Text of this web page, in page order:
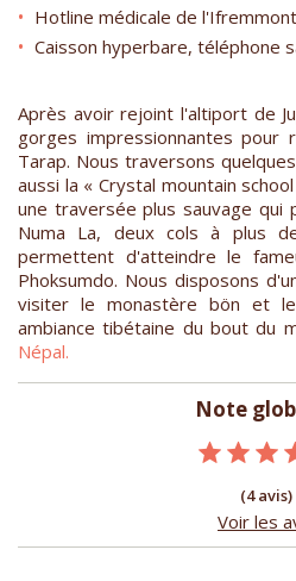
Hotline médicale de l'Ifremmont
Caisson hyperbare, téléphone
Après avoir rejoint l'altiport de
gorges impressionnantes pour
Tarap. Nous traversons
aussi la « Crystal mountain
une traversée plus sauvage qui
Numa La, deux cols à plus
permettent d'atteindre le
Phoksumdo. Nous disposons
visiter le monastère bön et
ambiance tibétaine du bout du
Népal.
Note
(4 avis)
Voir les